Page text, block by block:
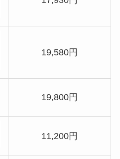
19,580円
19,800円
11,200円